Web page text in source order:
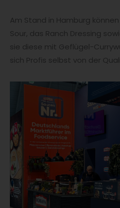
Am Stand in Hamburg
Sour, das Ranch Dressing
sie diese mit Geflügel-
sich Profis selbst von der